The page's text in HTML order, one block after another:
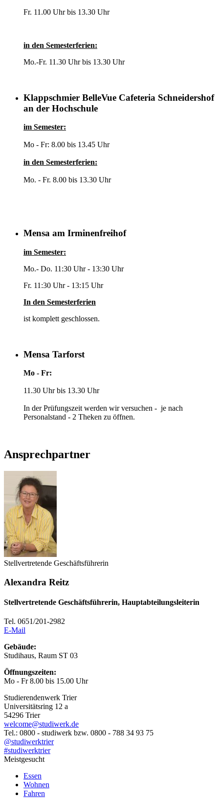
Fr. 11.00 Uhr bis 13.30 Uhr
in den Semesterferien:
Mo.-Fr. 11.30 Uhr bis 13.30 Uhr
Klappschmier BelleVue Cafeteria Schneidershof
an der Hochschule
im Semester:
Mo - Fr: 8.00 bis 13.45 Uhr
in den Semesterferien:
Mo. - Fr. 8.00 bis 13.30 Uhr
Mensa am Irminenfreihof
im Semester:
Mo.- Do. 11:30 Uhr - 13:30 Uhr
Fr. 11:30 Uhr - 13:15 Uhr
In den Semesterferien
ist komplett geschlossen.
Mensa Tarforst
Mo - Fr:
11.30 Uhr bis 13.30 Uhr
In der Prüfungszeit werden wir versuchen - je nach
Personalstand - 2 Theken zu öffnen.
Ansprechpartner
Stellvertretende Geschäftsführerin
Alexandra Reitz
Stellvertretende Geschäftsführerin, Hauptabteilungsleiterin
Tel. 0651/201-2982
E-Mail
Gebäude:
Studihaus, Raum ST 03
Öffnungszeiten:
Mo - Fr 8.00 bis 15.00 Uhr
Studierendenwerk Trier
Universitätsring 12 a
54296 Trier
welcome@studiwerk.de
Tel.: 0800 - studiwerk bzw. 0800 - 788 34 93 75
@studiwerktrier
#studiwerktrier
Meistgesucht
Essen
Wohnen
Fahren